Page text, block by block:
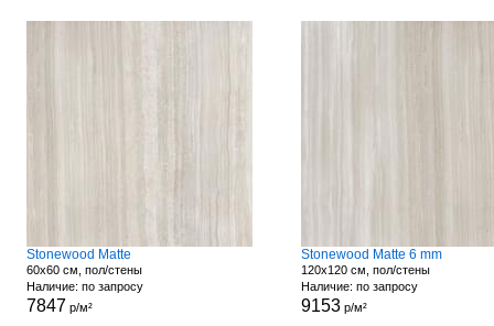
Stonewood Matte
60x60 см, пол/стены
Наличие: по запросу
7847 р/м²
Stonewood Matte 6 mm
120x120 см, пол/стены
Наличие: по запросу
9153р/м²